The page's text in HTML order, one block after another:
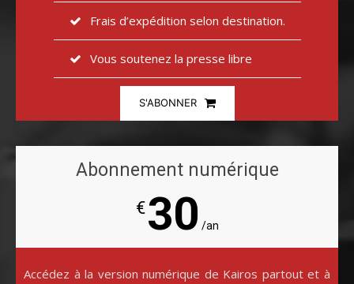
Frais d’expédition selon destination.
Vous soutenez la presse libre
S'ABONNER
Abonnement numérique
€30 /an
Accédez à la version numérique de Kairos partout et à